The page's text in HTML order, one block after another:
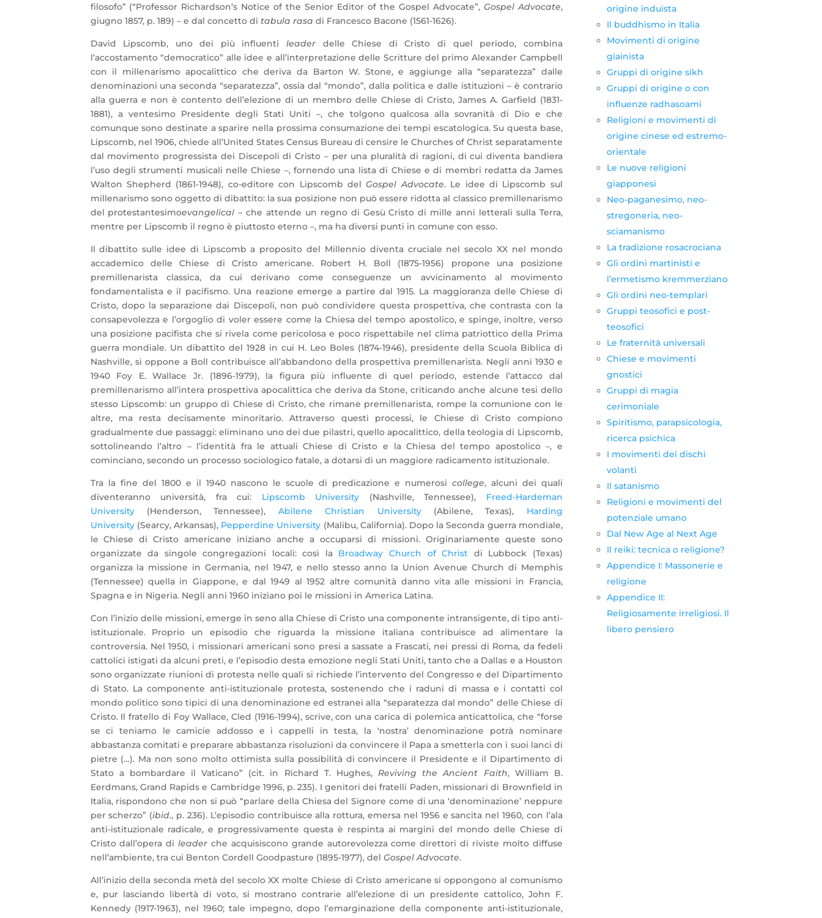
filosofo” (“Professor Richardson’s Notice of the Senior Editor of the Gospel Advocate”, Gospel Advocate,
giugno 1857, p. 189) – e dal concetto di tabula rasa di Francesco Bacone (1561-1626).
David Lipscomb, uno dei più influentileader delle Chiese di Cristo di quel periodo, combina
l’accostamento “democratico” alle idee e all’interpretazione delle Scritture del primo Alexander Campbell
con il millenarismo apocalittico che deriva da Barton W. Stone, e aggiunge alla “separatezza” dalle
denominazioni una seconda “separatezza”, ossia dal “mondo”, dalla politica e dalle istituzioni – è contrario
alla guerra e non è contento dell’elezione di un membro delle Chiese di Cristo, James A. Garfield (1831-
1881), a ventesimo Presidente degli Stati Uniti –, che tolgono qualcosa alla sovranità di Dio e che
comunque sono destinate a sparire nella prossima consumazione dei tempi escatologica. Su questa base,
Lipscomb, nel 1906, chiede all’United States Census Bureau di censire le Churches of Christ separatamente
dal movimento progressista dei Discepoli di Cristo – per una pluralità di ragioni, di cui diventa bandiera
l’uso degli strumenti musicali nelle Chiese –, fornendo una lista di Chiese e di membri redatta da James
Walton Shepherd (1861-1948), co-editore con Lipscomb del Gospel Advocate. Le idee di Lipscomb sul
millenarismo sono oggetto di dibattito: la sua posizione non può essere ridotta al classico premillenarismo
del protestantesimoevangelical – che attende un regno di Gesù Cristo di mille anni letterali sulla Terra,
mentre per Lipscomb il regno è piuttosto eterno –, ma ha diversi punti in comune con esso.
Il dibattito sulle idee di Lipscomb a proposito del Millennio diventa cruciale nel secolo XX nel mondo
accademico delle Chiese di Cristo americane. Robert H. Boll (1875-1956) propone una posizione
premillenarista classica, da cui derivano come conseguenze un avvicinamento al movimento
fondamentalista e il pacifismo. Una reazione emerge a partire dal 1915. La maggioranza delle Chiese di
Cristo, dopo la separazione dai Discepoli, non può condividere questa prospettiva, che contrasta con la
consapevolezza e l’orgoglio di voler essere come la Chiesa del tempo apostolico, e spinge, inoltre, verso
una posizione pacifista che si rivela come pericolosa e poco rispettabile nel clima patriottico della Prima
guerra mondiale. Un dibattito del 1928 in cui H. Leo Boles (1874-1946), presidente della Scuola Biblica di
Nashville, si oppone a Boll contribuisce all’abbandono della prospettiva premillenarista. Negli anni 1930 e
1940 Foy E. Wallace Jr. (1896-1979), la figura più influente di quel periodo, estende l’attacco dal
premillenarismo all’intera prospettiva apocalittica che deriva da Stone, criticando anche alcune tesi dello
stesso Lipscomb: un gruppo di Chiese di Cristo, che rimane premillenarista, rompe la comunione con le
altre, ma resta decisamente minoritario. Attraverso questi processi, le Chiese di Cristo compiono
gradualmente due passaggi: eliminano uno dei due pilastri, quello apocalittico, della teologia di Lipscomb,
sottolineando l’altro – l’identità fra le attuali Chiese di Cristo e la Chiesa del tempo apostolico –, e
cominciano, secondo un processo sociologico fatale, a dotarsi di un maggiore radicamento istituzionale.
Tra la fine del 1800 e il 1940 nascono le scuole di predicazione e numerosi college, alcuni dei quali
diventeranno università, fra cui: Lipscomb University (Nashville, Tennessee), Freed-Hardeman
University(Henderson, Tennessee), Abilene Christian University(Abilene, Texas), Harding
University(Searcy, Arkansas), Pepperdine University (Malibu, California). Dopo la Seconda guerra mondiale,
le Chiese di Cristo americane iniziano anche a occuparsi di missioni. Originariamente queste sono
organizzate da singole congregazioni locali: così la Broadway Church of Christ di Lubbock (Texas)
organizza la missione in Germania, nel 1947, e nello stesso anno la Union Avenue Church di Memphis
(Tennessee) quella in Giappone, e dal 1949 al 1952 altre comunità danno vita alle missioni in Francia,
Spagna e in Nigeria. Negli anni 1960 iniziano poi le missioni in America Latina.
Con l’inizio delle missioni, emerge in seno alla Chiese di Cristo una componente intransigente, di tipo anti-
istituzionale. Proprio un episodio che riguarda la missione italiana contribuisce ad alimentare la
controversia. Nel 1950, i missionari americani sono presi a sassate a Frascati, nei pressi di Roma, da fedeli
cattolici istigati da alcuni preti, e l’episodio desta emozione negli Stati Uniti, tanto che a Dallas e a Houston
sono organizzate riunioni di protesta nelle quali si richiede l’intervento del Congresso e del Dipartimento
di Stato. La componente anti-istituzionale protesta, sostenendo che i raduni di massa e i contatti col
mondo politico sono tipici di una denominazione ed estranei alla “separatezza dal mondo” delle Chiese di
Cristo. Il fratello di Foy Wallace, Cled (1916-1994), scrive, con una carica di polemica anticattolica, che “forse
se ci teniamo le camicie addosso e i cappelli in testa, la ‘nostra’ denominazione potrà nominare
abbastanza comitati e preparare abbastanza risoluzioni da convincere il Papa a smetterla con i suoi lanci di
pietre (…). Ma non sono molto ottimista sulla possibilità di convincere il Presidente e il Dipartimento di
Stato a bombardare il Vaticano” (cit. in Richard T. Hughes,Reviving the Ancient Faith, William B.
Eerdmans, Grand Rapids e Cambridge 1996, p. 235). I genitori dei fratelli Paden, missionari di Brownfield in
Italia, rispondono che non si può “parlare della Chiesa del Signore come di una ‘denominazione’ neppure
per scherzo” (ibid., p. 236). L’episodio contribuisce alla rottura, emersa nel 1956 e sancita nel 1960, con l’ala
anti-istituzionale radicale, e progressivamente questa è respinta ai margini del mondo delle Chiese di
Cristo dall’opera dileader che acquisiscono grande autorevolezza come direttori di riviste molto diffuse
nell’ambiente, tra cui Benton Cordell Goodpasture (1895-1977), del Gospel Advocate.
All’inizio della seconda metà del secolo XX molte Chiese di Cristo americane si oppongono al comunismo
e, pur lasciando libertà di voto, si mostrano contrarie all’elezione di un presidente cattolico, John F.
Kennedy (1917-1963), nel 1960; tale impegno, dopo l’emarginazione della componente anti-istituzionale,
origine induista
Il buddhismo in Italia
Movimenti di origine
giainista
Gruppi di origine sikh
Gruppi di origine o con
influenze radhasoami
Religioni e movimenti di
origine cinese ed estremo-
orientale
Le nuove religioni
giapponesi
Neo-paganesimo, neo-
stregoneria, neo-
sciamanismo
La tradizione rosacrociana
Gli ordini martinisti e
l’ermetismo kremmerziano
Gli ordini neo-templari
Gruppi teosofici e post-
teosofici
Le fraternità universali
Chiese e movimenti
gnostici
Gruppi di magia
cerimoniale
Spiritismo, parapsicologia,
ricerca psichica
I movimenti dei dischi
volanti
Il satanismo
Religioni e movimenti del
potenziale umano
Dal New Age al Next Age
Il reiki: tecnica o religione?
Appendice I: Massonerie e
religione
Appendice II:
Religiosamente irreligiosi. Il
libero pensiero